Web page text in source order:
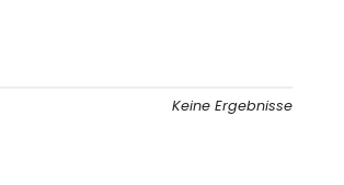
Keine Ergebnisse